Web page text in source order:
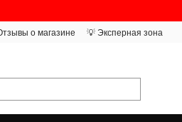
о магазине 💡 Эксперная зона